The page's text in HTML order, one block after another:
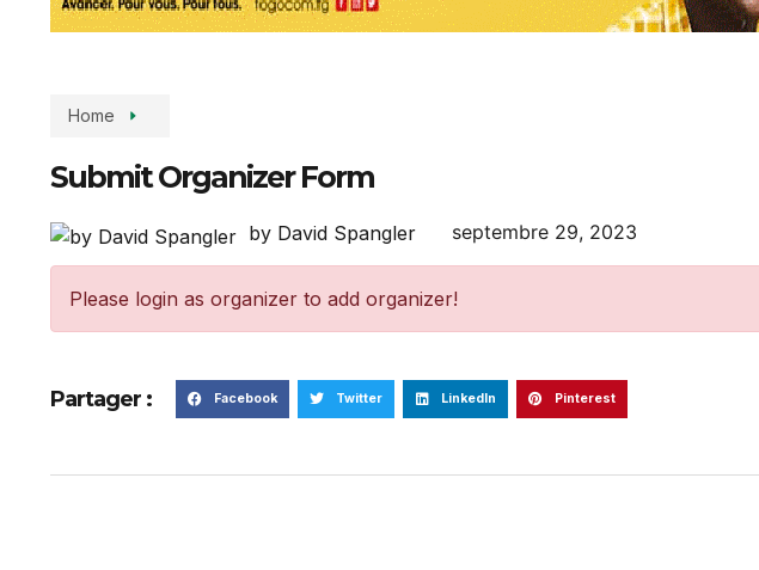
Home
Submit Organizer Form
by David Spangler septembre 29, 2023
Please login as organizer to add organizer!
Partager : Facebook Twitter LinkedIn Pinterest